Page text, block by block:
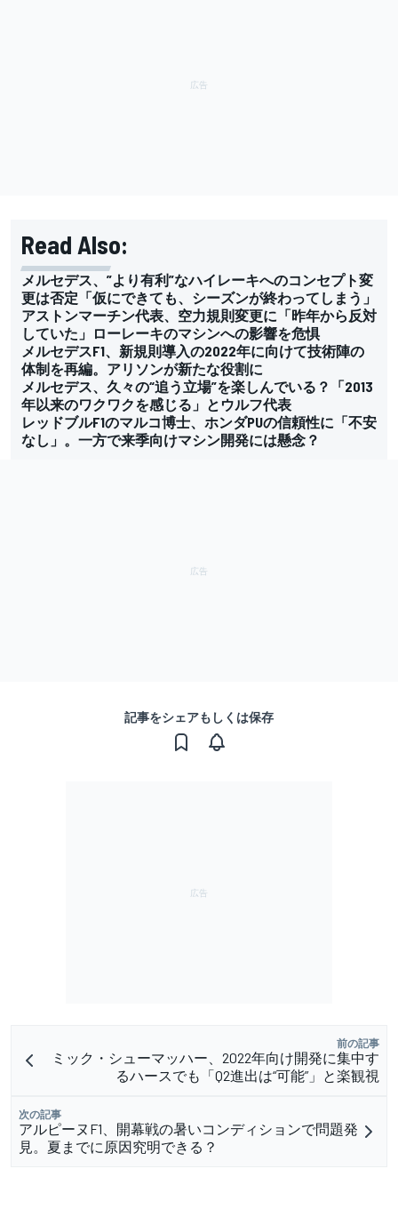
Read Also:
メルセデス、”より有利”なハイレーキへのコンセプト変
更は否定「仮にできても、シーズンが終わってしまう」
アストンマーチン代表、空力規則変更に「昨年から反対
していた」ローレーキのマシンへの影響を危惧
メルセデスF1、新規則導入の2022年に向けて技術陣の
体制を再編。アリソンが新たな役割に
メルセデス、久々の“追う立場”を楽しんでいる？「2013
年以来のワクワクを感じる」とウルフ代表
レッドブルF1のマルコ博士、ホンダPUの信頼性に「不安
なし」。一方で来季向けマシン開発には懸念？
記事をシェアもしくは保存
前の記事
ミック・シューマッハー、2022年向け開発に集中す
るハースでも「Q2進出は“可能”」と楽観視
次の記事
アルピーヌF1、開幕戦の暑いコンディションで問題発
見。夏までに原因究明できる？